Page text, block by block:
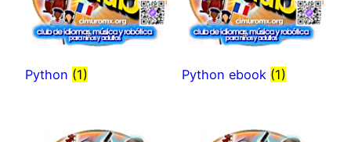
Python (1) Python ebook (1)